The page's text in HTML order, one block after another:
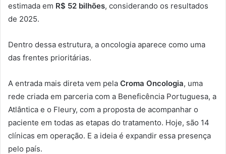
estimada em R$ 52 bilhões, considerando os resultados
de 2025.
Dentro dessa estrutura, a oncologia aparece como uma
das frentes prioritárias.
A entrada mais direta vem pela Croma Oncologia, uma
rede criada em parceria com a Beneficência Portuguesa, a
Atlântica e o Fleury, com a proposta de acompanhar o
paciente em todas as etapas do tratamento. Hoje, são 14
clínicas em operação. E a ideia é expandir essa presença
pelo país.